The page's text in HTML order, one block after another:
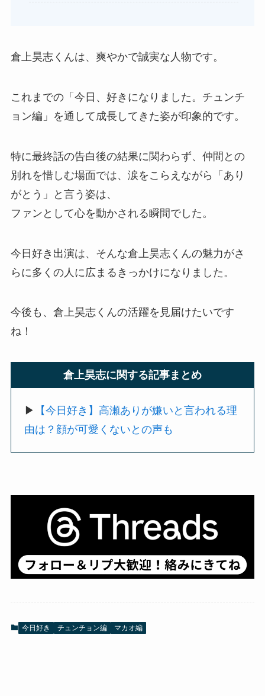
倉上昊志くんは、爽やかで誠実な人物です。
これまでの「今日、好きになりました。チュンチ
ョン編」を通して成長してきた姿が印象的です。
特に最終話の告白後の結果に関わらず、仲間との
別れを惜しむ場面では、涙をこらえながら「あり
がとう」と言う姿は、
ファンとして心を動かされる瞬間でした。
今日好き出演は、そんな倉上昊志くんの魅力がさ
らに多くの人に広まるきっかけになりました。
今後も、倉上昊志くんの活躍を見届けたいです
ね！
倉上昊志に関する記事まとめ
▶︎
【今日好き】高瀬ありが嫌いと言われる理
由は？顔が可愛くないとの声も
今日好き チュンチョン編 マカオ編